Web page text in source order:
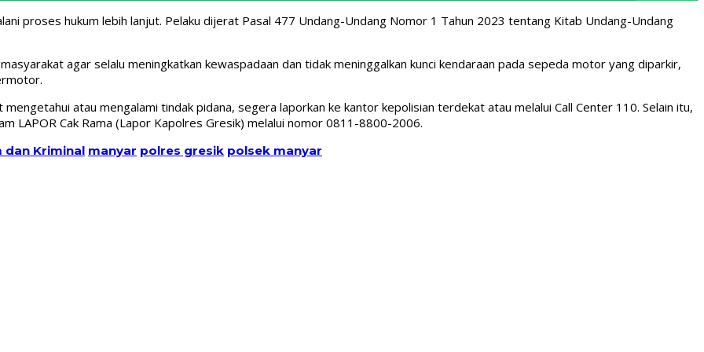
proses hukum lebih lanjut. Pelaku dijerat Pasal 477 Undang-Undang Nomor 1 Tahun 2023 tentang Kitab Undang-Undang
agar selalu meningkatkan kewaspadaan dan tidak meninggalkan kunci kendaraan pada sepeda motor yang diparkir,
atau mengalami tindak pidana, segera laporkan ke kantor kepolisian terdekat atau melalui Call Center 110. Selain itu,
LAPOR Cak Rama (Lapor Kapolres Gresik) melalui nomor 0811-8800-2006.
dan Kriminal manyar polres gresik polsek manyar